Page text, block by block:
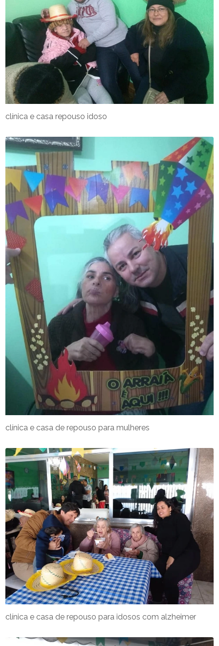
clínica e casa repouso idoso
clínica e casa de repouso para mulheres
clínica e casa de repouso para idosos com alzheimer